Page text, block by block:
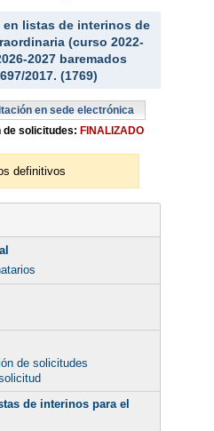
en listas de interinos de
(curso 2022-
2027 baremados
2017. (1769)
en sede electrónica
de solicitudes: FINALIZADO
definitivos
de solicitudes
de interinos para el